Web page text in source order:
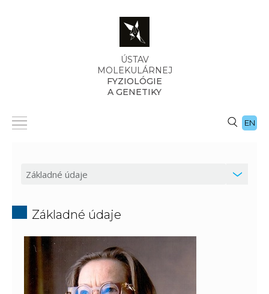
ÚSTAV
MOLEKULÁRNEJ
FYZIOLÓGIE
A GENETIKY
EN
Základné údaje